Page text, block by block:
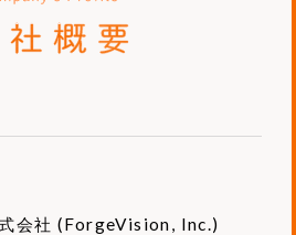
会社 (ForgeVision, Inc.)